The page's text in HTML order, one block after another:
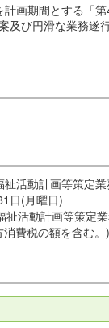
画期間とする「
及び円滑な業務遂
動計画等策定業
(月曜日)
計画等策定業務
費税の額を含む。)